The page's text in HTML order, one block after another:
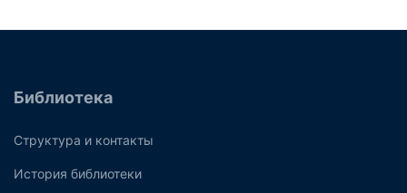
Библиотека
Структура и контакты
История библиотеки